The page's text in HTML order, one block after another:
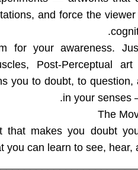
and force the
for your awareness.
Post-Perceptual
you to doubt, to
in your senses
The
that makes you doubt
can learn to see, hear,